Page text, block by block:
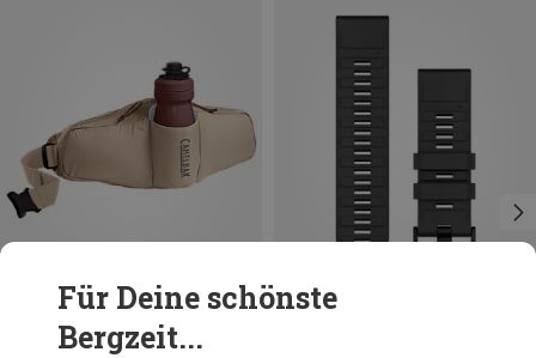
Du sparst 25%
Für Deine schönste
Bergzeit...